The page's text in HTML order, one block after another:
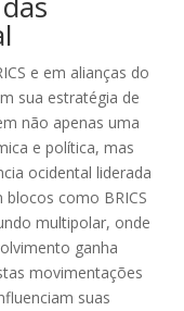
e em alianças do
sua estratégia de
não apenas uma
e política, mas
ocidental liderada
blocos como BRICS
multipolar, onde
ganha
movimentações
suas